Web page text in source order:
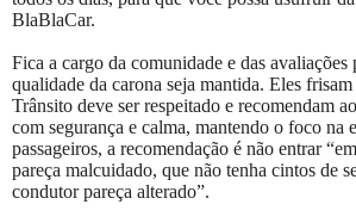
BlaBlaCar.
Fica a cargo da comunidade e das avaliações
qualidade da carona seja mantida. Eles
Trânsito deve ser respeitado e recomendam
com segurança e calma, mantendo o foco na
passageiros, a recomendação é não entrar
pareça malcuidado, que não tenha cintos de
condutor pareça alterado”.